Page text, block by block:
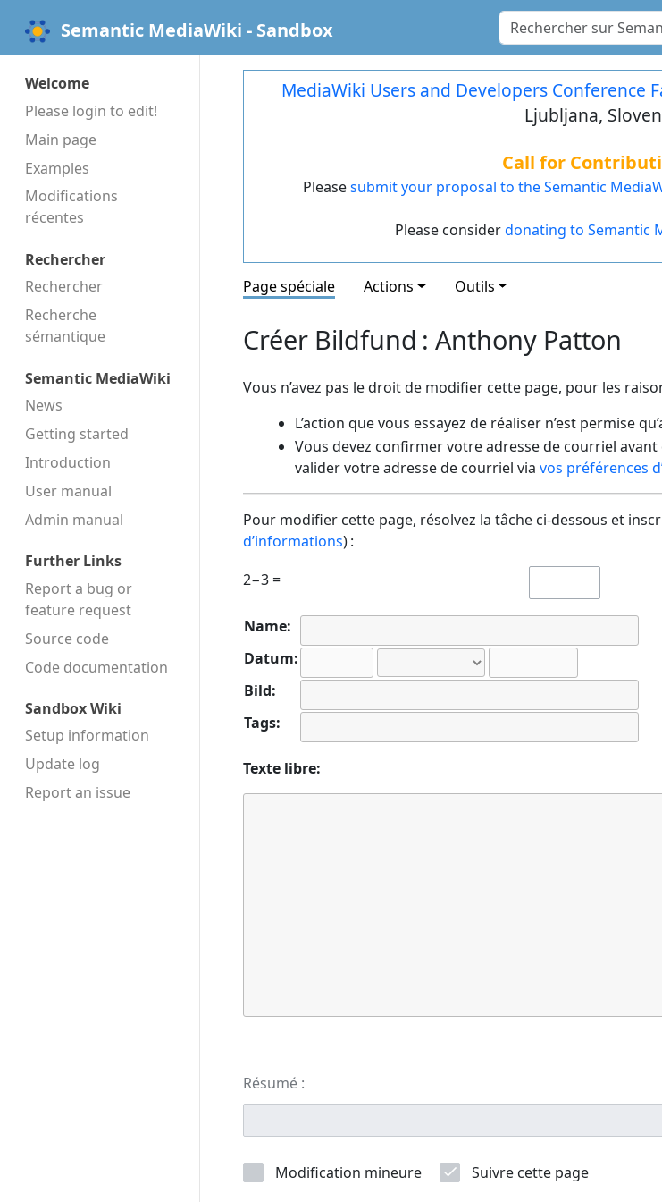
Semantic MediaWiki - Sandbox
Welcome
Please login to edit!
Main page
Examples
Modifications
récentes
Rechercher
Rechercher
Recherche
sémantique
Semantic MediaWiki
News
Getting started
Introduction
User manual
Admin manual
Further Links
Report a bug or
feature request
Source code
Code docu­mentation
Sandbox Wiki
Setup information
Update log
Report an issue
MediaWiki Users and Developers Conference
Ljubljana,
Call for
Pleasesubmit your proposal to the Semantic
Please considerdonating to Semantic
Page spéciale Actions Outils
Créer Bildfund : Anthony Patton
Vous n’avez pas le droit de modifier cette page, pour les
L’action que vous essayez de réaliser n’est permise
Vous devez confirmer votre adresse de courriel
valider votre adresse de courriel via vos préférences
Pour modifier cette page, résolvez la tâche ci-dessous et
d’informations) :
2−3 =
Name:
Datum:
Bild:
Tags:
Texte libre:
Résumé :
Modification mineure Suivre cette page